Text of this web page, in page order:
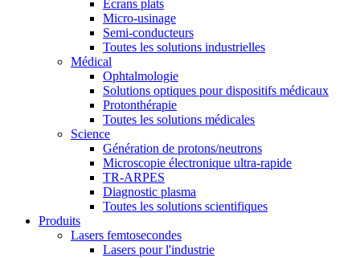
Écrans plats
Micro-usinage
Semi-conducteurs
Toutes les solutions industrielles
Médical
Ophtalmologie
Solutions optiques pour dispositifs médicaux
Protonthérapie
Toutes les solutions médicales
Science
Génération de protons/neutrons
Microscopie électronique ultra-rapide
TR-ARPES
Diagnostic plasma
Toutes les solutions scientifiques
Produits
Lasers femtosecondes
Lasers pour l'industrie